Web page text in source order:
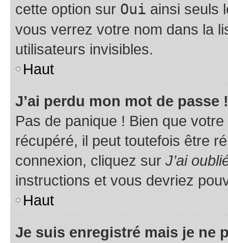
cette option sur Oui ainsi seuls
vous verrez votre nom dans la
utilisateurs invisibles.
Haut
J’ai perdu mon mot de passe !
Pas de panique ! Bien que
récupéré, il peut toutefois être
connexion, cliquez sur J’ai
instructions et vous devriez
Haut
Je suis enregistré mais je ne